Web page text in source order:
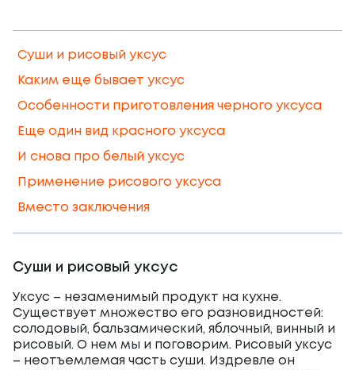
Суши и рисовый уксус
Каким еще бывает уксус
Особенности приготовления черного уксуса
Еще один вид красного уксуса
И снова про белый уксус
Применение рисового уксуса
Вместо заключения
Суши и рисовый уксус
Уксус – незаменимый продукт на кухне.
Существует множество его разновидностей:
солодовый, бальзамический, яблочный, винный и
рисовый. О нем мы и поговорим. Рисовый уксус
– неотъемлемая часть суши. Издревле он